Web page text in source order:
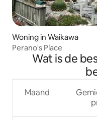
Woning in Waikawa
Perano's Place
Wat is de
Maand